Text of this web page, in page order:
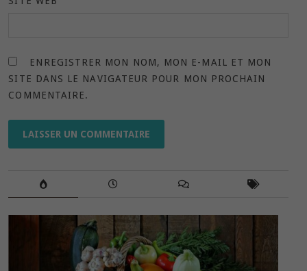
ENREGISTRER MON NOM, MON E-MAIL ET MON
SITE DANS LE NAVIGATEUR POUR MON PROCHAIN
COMMENTAIRE.